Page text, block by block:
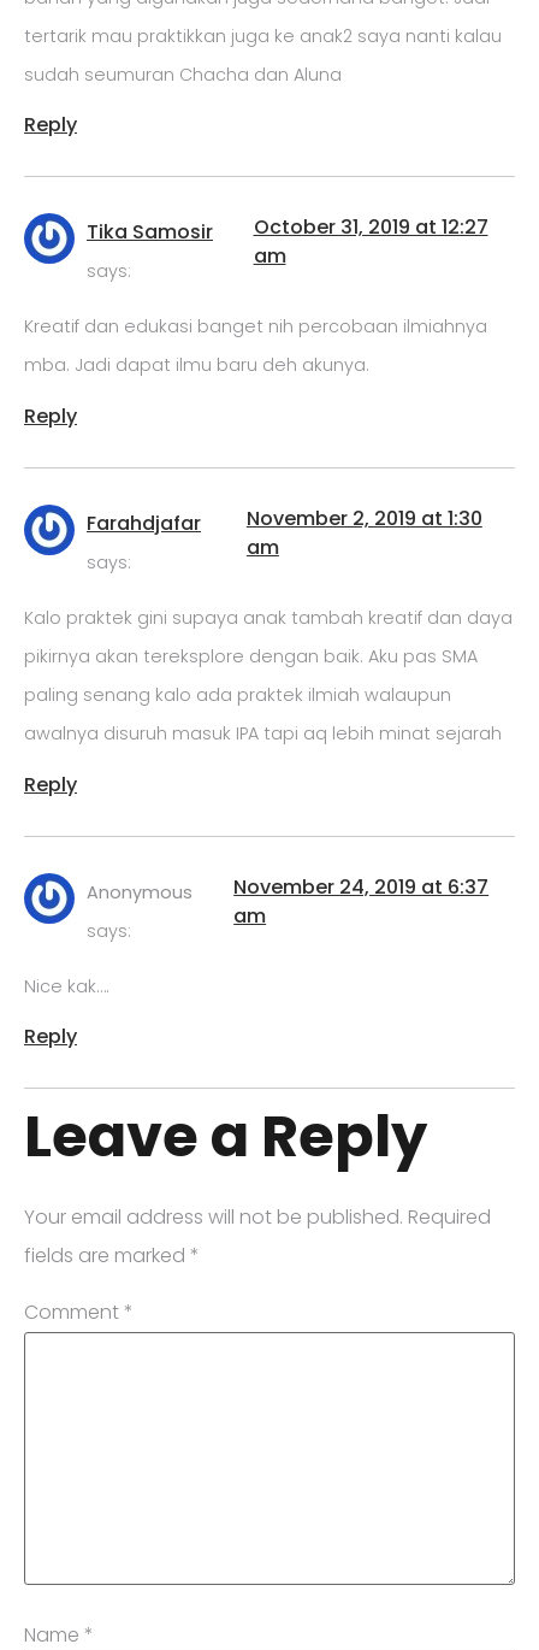
tertarik mau praktikkan juga ke anak2 saya nanti kalau
sudah seumuran Chacha dan Aluna
Reply
Tika Samosir
says:
October 31, 2019 at 12:27
am
Kreatif dan edukasi banget nih percobaan ilmiahnya
mba. Jadi dapat ilmu baru deh akunya.
Reply
Farahdjafar
says:
November 2, 2019 at 1:30
am
Kalo praktek gini supaya anak tambah kreatif dan daya
pikirnya akan tereksplore dengan baik. Aku pas SMA
paling senang kalo ada praktek ilmiah walaupun
awalnya disuruh masuk IPA tapi aq lebih minat sejarah
Reply
Anonymous
says:
November 24, 2019 at 6:37
am
Nice kak….
Reply
Leave a Reply
Your email address will not be published. Required
fields are marked *
Comment *
Name *